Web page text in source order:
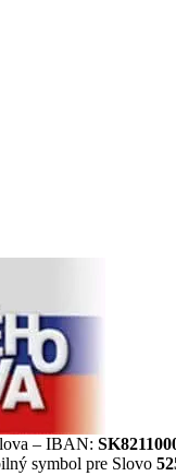
– IBAN:
symbol pre Slovo